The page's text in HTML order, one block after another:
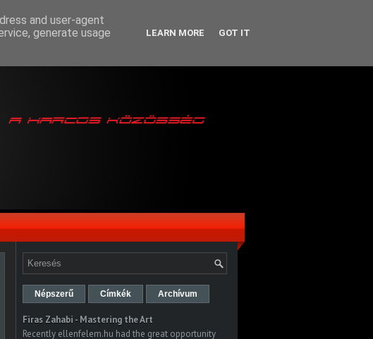
Népszerű Címkék Archívum
Firas Zahabi - Mastering the Art
Recently ellenfelem.hu had the great opportunity
and user-agent
generate usage
LEARN MORE GOT IT